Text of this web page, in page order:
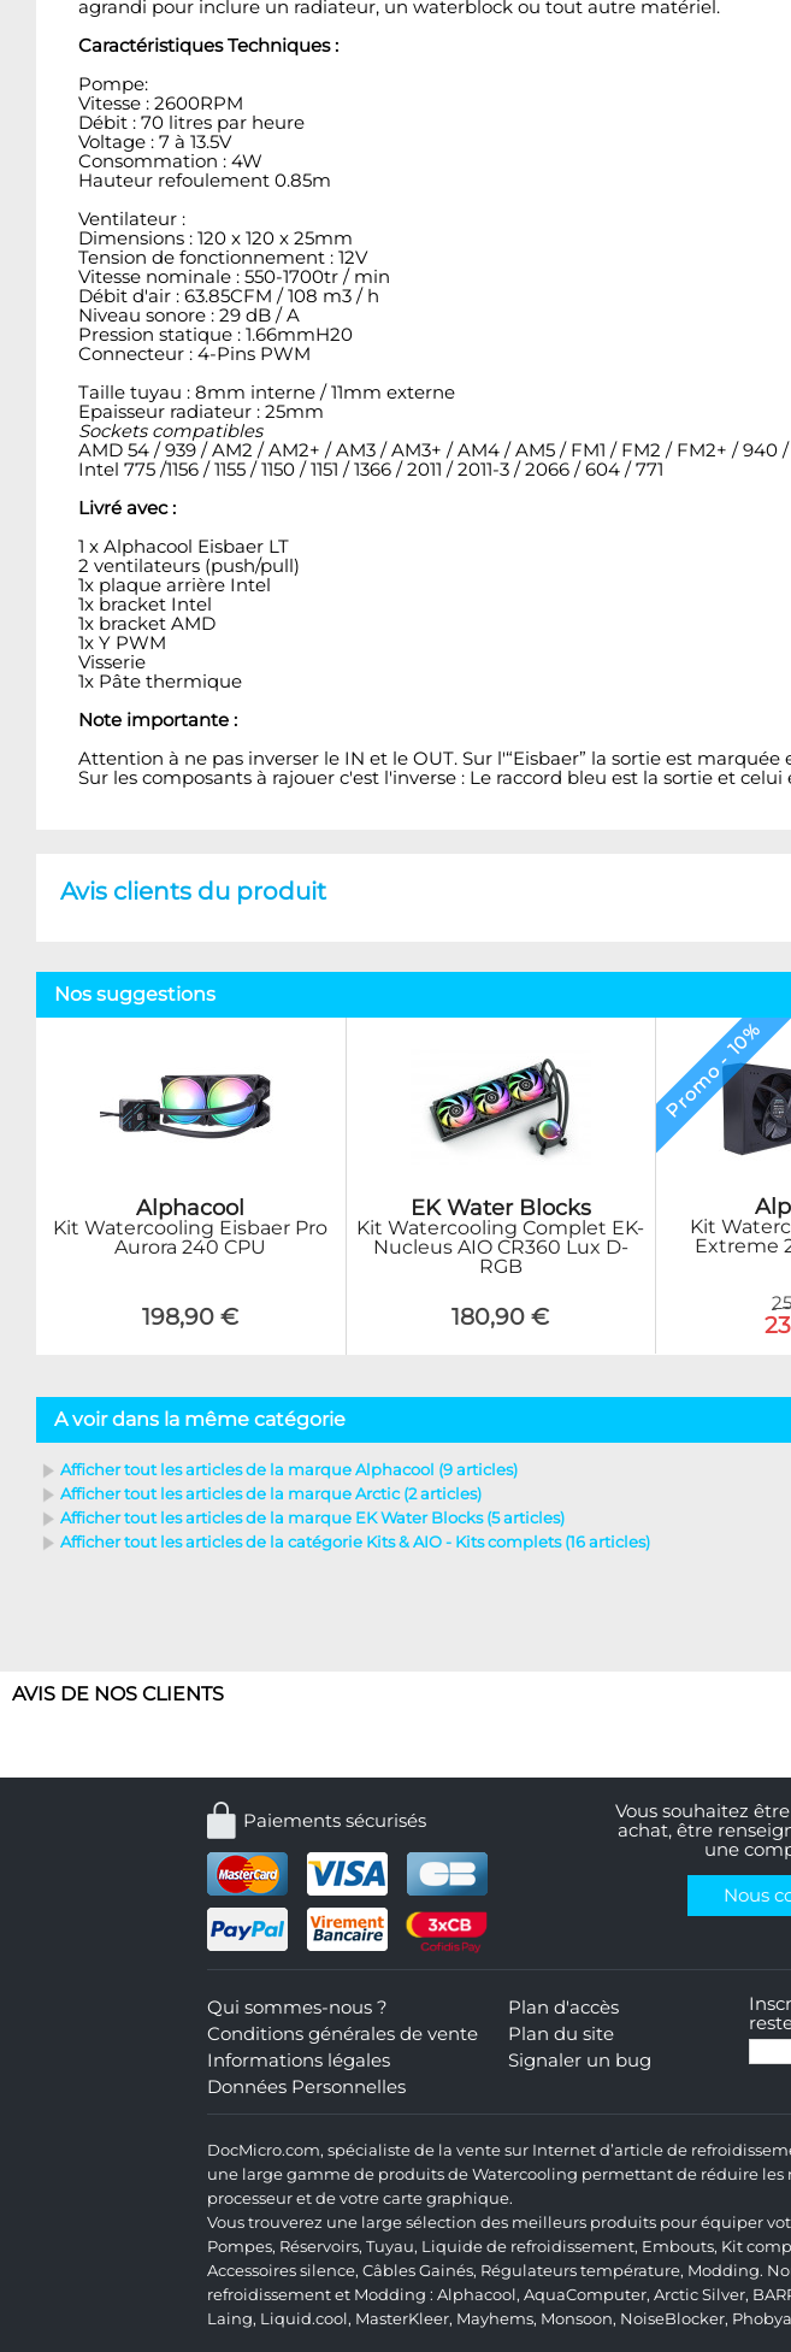
agrandi pour inclure un radiateur, un waterblock ou tout autre matériel.
Caractéristiques Techniques :
Pompe:
Vitesse : 2600RPM
Débit : 70 litres par heure
Voltage : 7 à 13.5V
Consommation : 4W
Hauteur refoulement 0.85m
Ventilateur :
Dimensions : 120 x 120 x 25mm
Tension de fonctionnement : 12V
Vitesse nominale : 550-1700tr / min
Débit d'air : 63.85CFM / 108 m3 / h
Niveau sonore : 29 dB / A
Pression statique : 1.66mmH20
Connecteur : 4-Pins PWM
Taille tuyau : 8mm interne / 11mm externe
Epaisseur radiateur : 25mm
Sockets compatibles
AMD 54 / 939 / AM2 / AM2+ / AM3 / AM3+ / AM4 / AM5 / FM1 / FM2 / FM2+ / 940
Intel 775 /1156 / 1155 / 1150 / 1151 / 1366 / 2011 / 2011-3 / 2066 / 604 / 771
Livré avec :
1 x Alphacool Eisbaer LT
2 ventilateurs (push/pull)
1x plaque arrière Intel
1x bracket Intel
1x bracket AMD
1x Y PWM
Visserie
1x Pâte thermique
Note importante :
Attention à ne pas inverser le IN et le OUT. Sur l'“Eisbaer” la sortie est
Sur les composants à rajouer c'est l'inverse : Le raccord bleu est la sortie et
Avis clients du produit
Nos suggestions
Alphacool
Kit Watercooling Eisbaer Pro
Aurora 240 CPU
198,90 €
EK Water Blocks
Kit Watercooling Complet EK-
Nucleus AIO CR360 Lux D-
RGB
180,90 €
Promo - 10%
Kit
Extreme
A voir dans la même catégorie
Afficher tout les articles de la marque Alphacool (9 articles)
Afficher tout les articles de la marque Arctic (2 articles)
Afficher tout les articles de la marque EK Water Blocks (5 articles)
Afficher tout les articles de la catégorie Kits & AIO - Kits complets (16 articles)
AVIS DE NOS CLIENTS
Paiements sécurisés
Vous souhaitez
achat, être
une
Nous
Qui sommes-nous ?
Conditions générales de vente
Informations légales
Données Personnelles
Plan d'accès
Plan du site
Signaler un bug
DocMicro.com, spécialiste de la vente sur Internet d’article de
une large gamme de produits de Watercooling permettant de réduire les
processeur et de votre carte graphique.
Vous trouverez une large sélection des meilleurs produits pour équiper
Pompes, Réservoirs, Tuyau, Liquide de refroidissement, Embouts, Kit
Accessoires silence, Câbles Gainés, Régulateurs température, Modding.
refroidissement et Modding : Alphacool, AquaComputer, Arctic Silver,
Laing, Liquid.cool, MasterKleer, Mayhems, Monsoon, NoiseBlocker, Phobya